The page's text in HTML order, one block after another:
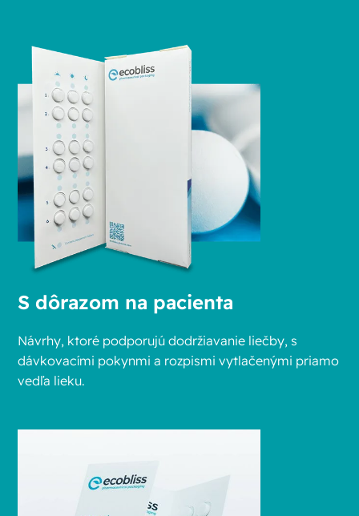
S dôrazom na pacienta
Návrhy, ktoré podporujú dodržiavanie liečby, s
dávkovacími pokynmi a rozpismi vytlačenými priamo
vedľa lieku.